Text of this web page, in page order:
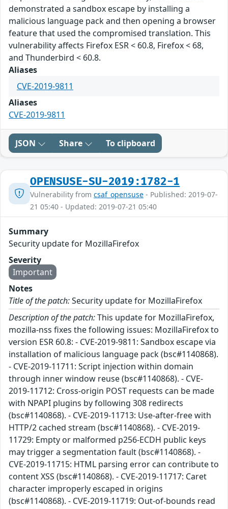
demonstrated a sandbox escape by installing a
malicious language pack and then opening a browser
feature that used the compromised translation. This
vulnerability affects Firefox ESR < 60.8, Firefox < 68,
and Thunderbird < 60.8.
Aliases
CVE-2019-9811
Aliases
CVE-2019-9811
JSON Share To clipboard
OPENSUSE-SU-2019:1782-1
Vulnerability from csaf_opensuse - Published: 2019-07-
21 05:40 - Updated: 2019-07-21 05:40
Summary
Security update for MozillaFirefox
Severity
Important
Notes
Title of the patch:Security update for MozillaFirefox
Description of the patch:This update for MozillaFirefox,
mozilla-nss fixes the following issues: MozillaFirefox to
version ESR 60.8: - CVE-2019-9811: Sandbox escape via
installation of malicious language pack (bsc#1140868).
- CVE-2019-11711: Script injection within domain
through inner window reuse (bsc#1140868). - CVE-
2019-11712: Cross-origin POST requests can be made
with NPAPI plugins by following 308 redirects
(bsc#1140868). - CVE-2019-11713: Use-after-free with
HTTP/2 cached stream (bsc#1140868). - CVE-2019-
11729: Empty or malformed p256-ECDH public keys
may trigger a segmentation fault (bsc#1140868). -
CVE-2019-11715: HTML parsing error can contribute to
content XSS (bsc#1140868). - CVE-2019-11717: Caret
character improperly escaped in origins
(bsc#1140868). - CVE-2019-11719: Out-of-bounds read